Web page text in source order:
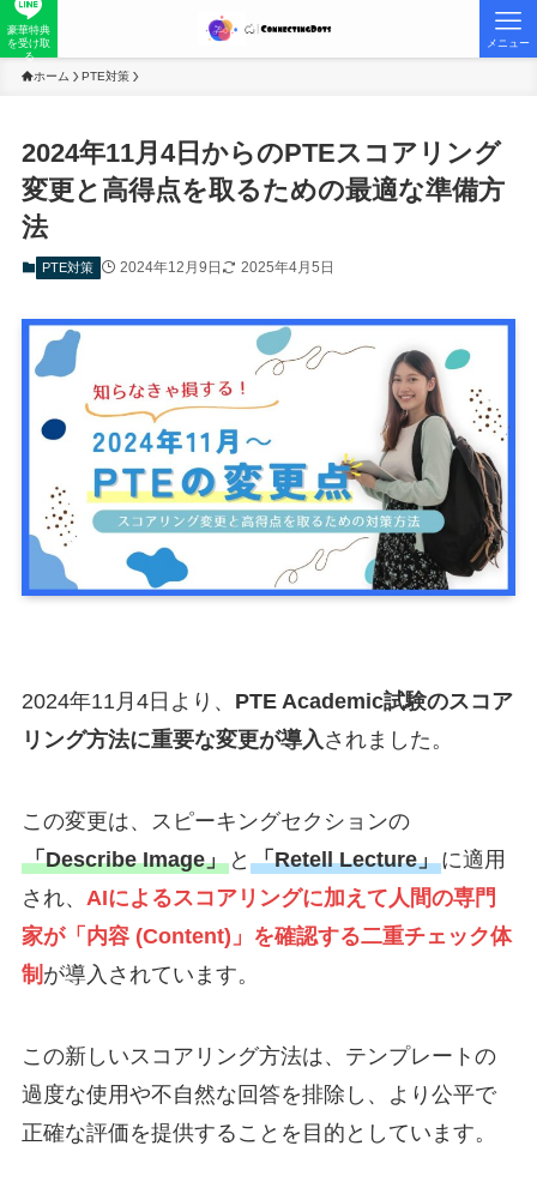
豪華特典
を受け取
る
メニュー
ホーム PTE対策
2024年11月4日からのPTEスコアリング
変更と高得点を取るための最適な準備方
法
PTE対策 2024年12月9日 2025年4月5日
2024年11月4日より、 PTE Academic試験のスコア
リング方法に重要な変更が導入されました。
この変更は、スピーキングセクションの
「Describe Image」と 「Retell Lecture」に適用
され、 AIによるスコアリングに加えて人間の専門
家が「内容 (Content)」を確認する二重チェック体
制 が導入されています。
この新しいスコアリング方法は、テンプレートの
過度な使用や不自然な回答を排除し、より公平で
正確な評価を提供することを目的としています。